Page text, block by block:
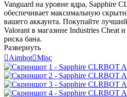
Vanguard на уровне ядра, Sapphire
обеспечивает максимальную
вашего аккаунта. Покупайте
Valorant в магазине Industries Cheat
риска бана.
Развернуть
AimbotMisc